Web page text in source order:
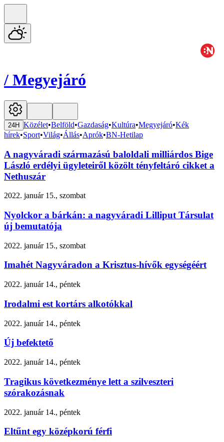
/ Megyejáró
24H Közélet•Belföld•Gazdaság•Kultúra•Megyejáró•Kék
hírek•Sport•Világ•Állás•Aprók•BN-Hetilap
A nagyváradi származású baloldali milliárdos Bige
László erdélyi ügyleteiről közölt tényfeltáró cikket a
Nethuszár
2022. január 15., szombat
Nyolckor a bárkán: a nagyváradi Lilliput Társulat
új bemutatója
2022. január 15., szombat
Imahét Nagyváradon a Krisztus-hívők egységéért
2022. január 14., péntek
Irodalmi est kortárs alkotókkal
2022. január 14., péntek
Új befektető
2022. január 14., péntek
Tragikus következménye lett a szilveszteri
szórakozásnak
2022. január 14., péntek
Eltűnt egy középkorú férfi